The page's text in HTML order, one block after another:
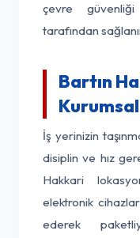
çevre
tarafından
Bartın
İş yerinizin
disiplin ve hız
Hakkari
elektronik
ederek